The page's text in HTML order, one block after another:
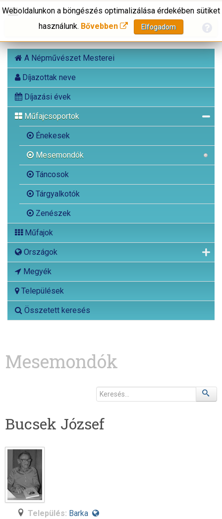
A Népművészet Mesterei
Díjazottak neve
Díjazási évek
Műfajcsoportok
Énekesek
Mesemondók
Táncosok
Tárgyalkotók
Zenészek
Műfajok
Országok
Megyék
Települések
Összetett keresés
Weboldalunkon a böngészés optimalizálása érdekében sütiket
használunk. Bővebben Elfogadom
Mesemondók
Bucsek József
Település: Barka